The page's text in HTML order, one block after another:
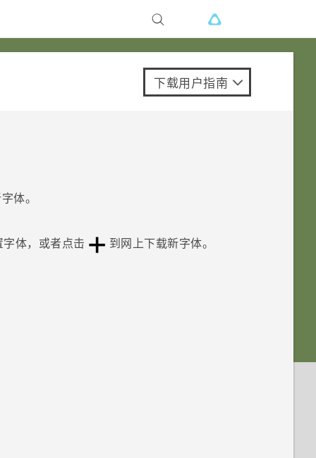
下载用户指南
体。
体，或者点击 到网上下载新字体。